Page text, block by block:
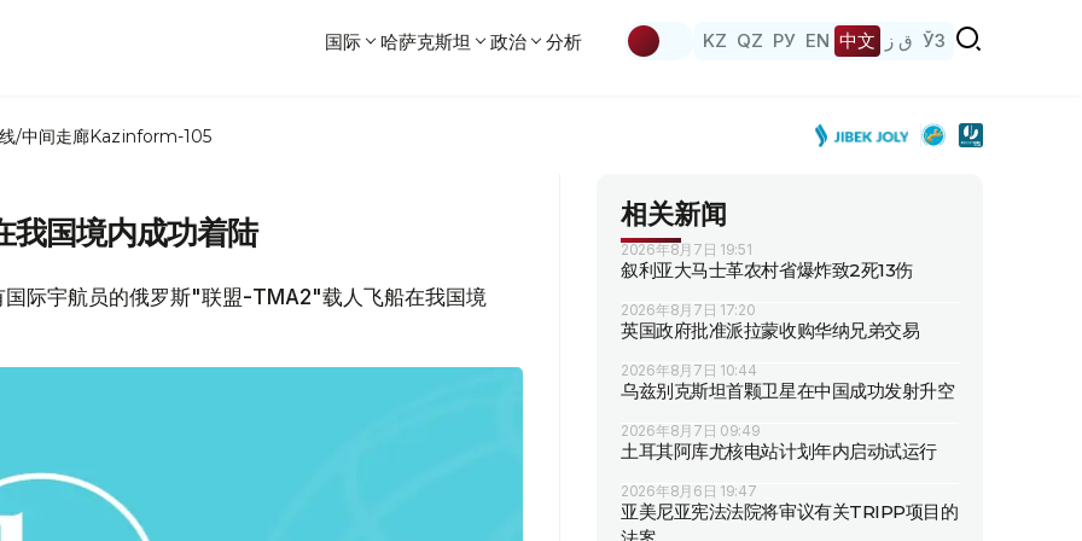
国际 哈萨克斯坦 政治 分析 KZ QZ РУ EN 中文 ق ز ЎЗ
/中间走廊Kazinform-105
我国境内成功着陆
宇航员的俄罗斯"联盟-TMA2"载人飞船在我国境
相关新闻
2026年8月7日 19:51
叙利亚大马士革农村省爆炸致2死13伤
2026年8月7日 17:20
英国政府批准派拉蒙收购华纳兄弟交易
2026年8月7日 10:44
乌兹别克斯坦首颗卫星在中国成功发射升空
2026年8月7日 09:49
土耳其阿库尤核电站计划年内启动试运行
2026年8月6日 19:47
亚美尼亚宪法法院将审议有关TRIPP项目的